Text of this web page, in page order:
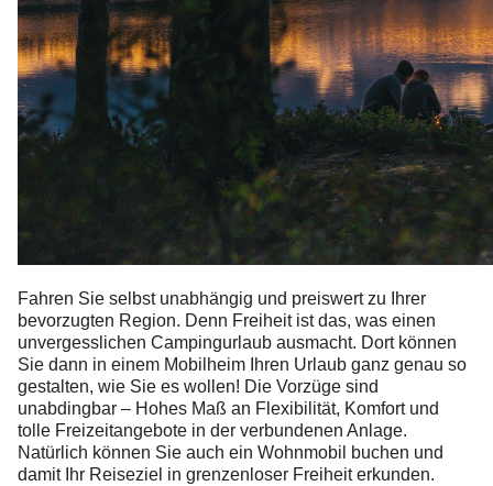
Fahren Sie selbst unabhängig und preiswert zu Ihrer
bevorzugten Region. Denn Freiheit ist das, was einen
unvergesslichen Campingurlaub ausmacht. Dort können
Sie dann in einem Mobilheim Ihren Urlaub ganz genau so
gestalten, wie Sie es wollen! Die Vorzüge sind
unabdingbar – Hohes Maß an Flexibilität, Komfort und
tolle Freizeitangebote in der verbundenen Anlage.
Natürlich können Sie auch ein Wohnmobil buchen und
damit Ihr Reiseziel in grenzenloser Freiheit erkunden.